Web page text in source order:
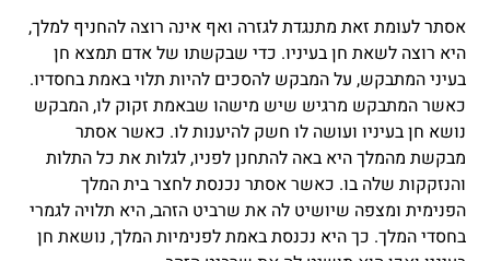
אסתר לעומת זאת מתנגדת לגזרה ואף אינה רוצה להחניף למלך,
היא רוצה לשאת חן בעיניו. כדי שבקשתו של אדם תמצא חן
בעיני המתבקש, על המבקש להסכים להיות תלוי באמת בחסדיו.
כאשר המתבקש מרגיש שיש מישהו שבאמת זקוק לו, המבקש
נושא חן בעיניו ועושה לו חשק להיענות לו. כאשר אסתר
מבקשת מהמלך היא באה להתחנן לפניו, לגלות את כל התלות
והנזקקות שלה בו. כאשר אסתר נכנסת לחצר בית המלך
הפנימית ומצפה שיושיט לה את שרביט הזהב, היא תלויה לגמרי
בחסדי המלך. כך היא נכנסת באמת לפנימיות המלך, נושאת חן